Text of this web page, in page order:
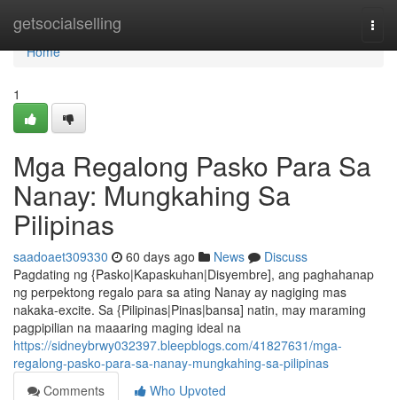
getsocialselling
Home
Home
1
Mga Regalong Pasko Para Sa
Nanay: Mungkahing Sa
Pilipinas
saadoaet309330 60 days ago News
Discuss
Pagdating ng {Pasko|Kapaskuhan|Disyembre], ang paghahanap
ng perpektong regalo para sa ating Nanay ay nagiging mas
nakaka-excite. Sa {Pilipinas|Pinas|bansa] natin, may maraming
pagpipilian na maaaring maging ideal na
https://sidneybrwy032397.bleepblogs.com/41827631/mga-
regalong-pasko-para-sa-nanay-mungkahing-sa-pilipinas
Comments
Who Upvoted